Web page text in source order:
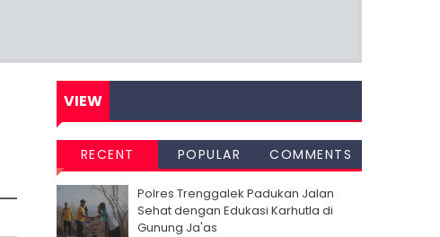
VIEW
RECENT POPULAR COMMENTS
Polres Trenggalek Padukan Jalan
Sehat dengan Edukasi Karhutla di
Gunung Ja'as